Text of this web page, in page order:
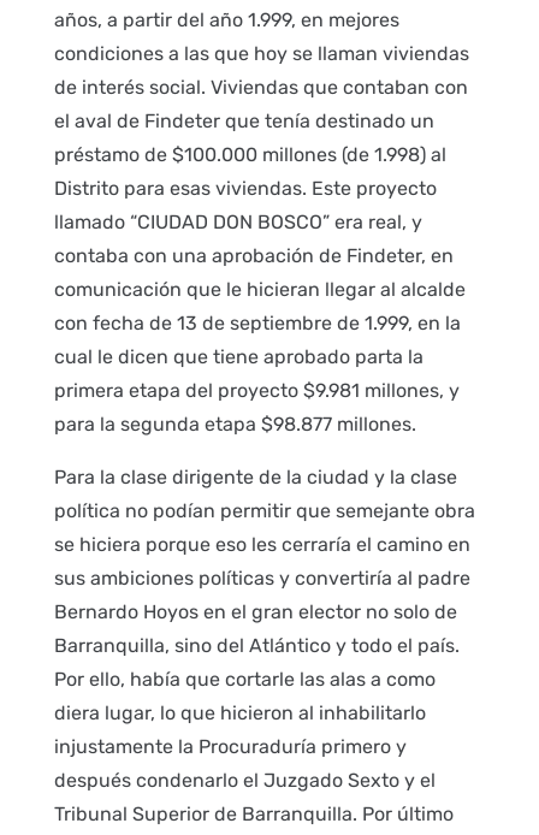
años, a partir del año 1.999, en mejores
condiciones a las que hoy se llaman viviendas
de interés social. Viviendas que contaban con
el aval de Findeter que tenía destinado un
préstamo de $100.000 millones (de 1.998) al
Distrito para esas viviendas. Este proyecto
llamado “CIUDAD DON BOSCO” era real, y
contaba con una aprobación de Findeter, en
comunicación que le hicieran llegar al alcalde
con fecha de 13 de septiembre de 1.999, en la
cual le dicen que tiene aprobado parta la
primera etapa del proyecto $9.981 millones, y
para la segunda etapa $98.877 millones.
Para la clase dirigente de la ciudad y la clase
política no podían permitir que semejante obra
se hiciera porque eso les cerraría el camino en
sus ambiciones políticas y convertiría al padre
Bernardo Hoyos en el gran elector no solo de
Barranquilla, sino del Atlántico y todo el país.
Por ello, había que cortarle las alas a como
diera lugar, lo que hicieron al inhabilitarlo
injustamente la Procuraduría primero y
después condenarlo el Juzgado Sexto y el
Tribunal Superior de Barranquilla. Por último